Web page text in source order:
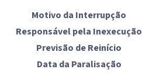
Motivo da Interrupção
Responsável pela Inexecução
Previsão de Reinício
Data da Paralisação